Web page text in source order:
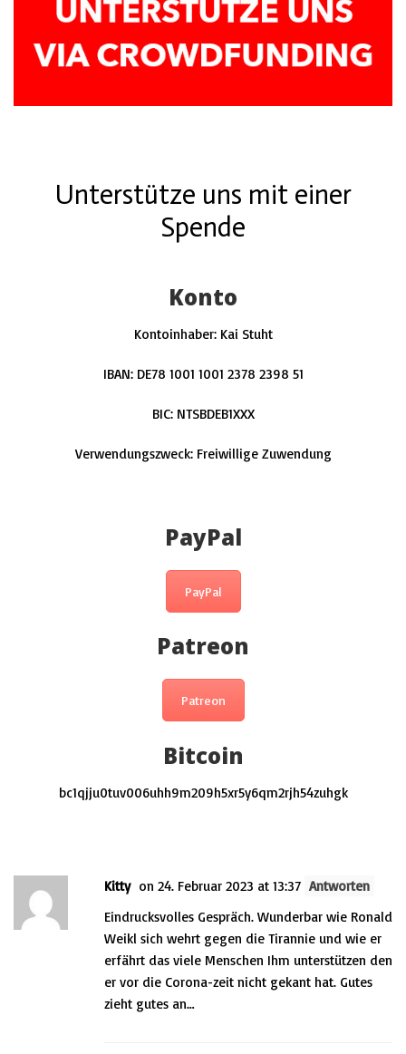
Unterstütze uns mit einer
Spende
Konto
Kontoinhaber: Kai Stuht
IBAN: DE78 1001 1001 2378 2398 51
BIC: NTSBDEB1XXX
Verwendungszweck: Freiwillige Zuwendung
PayPal
PayPal
Patreon
Patreon
Bitcoin
bc1qjju0tuv006uhh9m209h5xr5y6qm2rjh54zuhgk
Kitty on 24. Februar 2023 at 13:37 Antworten
Eindrucksvolles Gespräch. Wunderbar wie Ronald
Weikl sich wehrt gegen die Tirannie und wie er
erfährt das viele Menschen Ihm unterstützen den
er vor die Corona-zeit nicht gekant hat. Gutes
zieht gutes an…